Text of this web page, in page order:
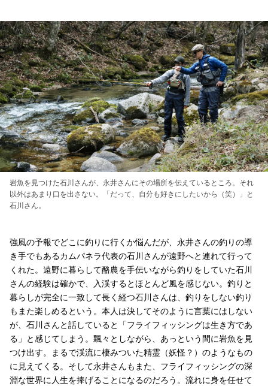
岩魚を見つけた石川さんが、永井さんにその場所を伝えているところ。それ
以外はあまり口を出さない。「だって、自分も好きにしたいから（笑）」と
石川さん。
強風の予報でどこに釣りに行くか悩んだが、永井さんの釣りの導
き手でもあるカムパネラ代表の石川さんが遠野へと連れて行って
くれた。遠野に暮らして酪農を手伝いながら釣りをしていた石川
さんの経験は確かで、入渓するとほとんど風を感じない。釣りと
暮らしが完全に一致して長く経つ石川さんは、釣りをしない釣り
もまた楽しめるという。本人は決してそのように言葉にはしない
が、石川さんと話していると「フライフィッシングは生き方であ
る」と感じてしまう。飄々としながら、あっという間に岩魚を見
つけ出す。まるで渓流に棲みついた精霊（妖怪？）のようなもの
に見えてくる。そして永井さんもまた、フライフィッシングの深
淵な世界に人生を捧げることになるのだろう。流れに身を任せて